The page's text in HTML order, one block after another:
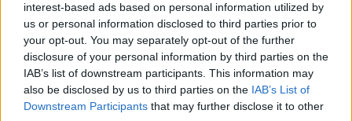
interest-based ads based on personal information utilized by
us or personal information disclosed to third parties prior to
your opt-out. You may separately opt-out of the further
disclosure of your personal information by third parties on the
IAB’s list of downstream participants. This information may
also be disclosed by us to third parties on the IAB’s List of
Downstream Participants that may further disclose it to other
su mejor puesto ha sido el118ºen mayo de 2023.
¿Apoyar a Yayo y el Cuarteto Obrero?
149 4